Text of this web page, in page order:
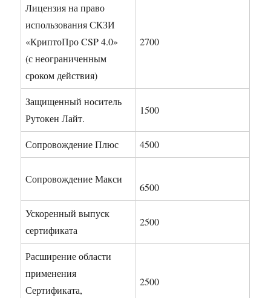
Лицензия на право
использования СКЗИ
«КриптоПро CSP 4.0»
(с неограниченным
сроком действия)
2700
Защищенный носитель
Рутокен Лайт.
1500
Сопровождение Плюс 4500
Сопровождение Макси
6500
Ускоренный выпуск
сертификата
2500
Расширение области
применения
Сертификата,
2500